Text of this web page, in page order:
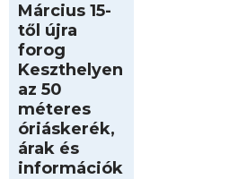
Március 15-
től újra
forog
Keszthelyen
az 50
méteres
óriáskerék,
árak és
információk